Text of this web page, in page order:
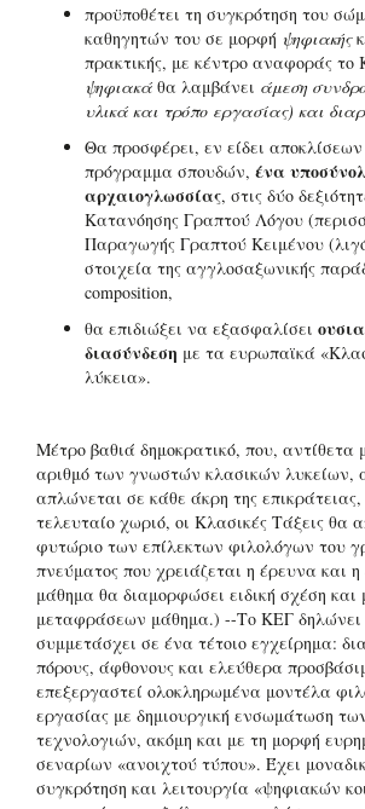
προϋποθέτει τη συγκρότηση του
καθηγητών του σε μορφή ψηφιακής
πρακτικής, με κέντρο αναφοράς το
ψηφιακά θα λαμβάνει άμεση
υλικά και τρόπο εργασίας) και
Θα προσφέρει, εν είδει
πρόγραμμα σπουδών, ένα
αρχαιογλωσσίας, στις δύο
Κατανόησης Γραπτού Λόγου
Παραγωγής Γραπτού Κειμένου
στοιχεία της αγγλοσαξωνικής
composition,
θα επιδιώξει να εξασφαλίσει
διασύνδεση με τα ευρωπαϊκά
λύκεια».
Μέτρο βαθιά δημοκρατικό, που, αντίθετα
αριθμό των γνωστών κλασικών λυκείων,
απλώνεται σε κάθε άκρη της
τελευταίο χωριό, οι Κλασικές Τάξεις θα
φυτώριο των επίλεκτων φιλολόγων του
πνεύματος που χρειάζεται η έρευνα και
μάθημα θα διαμορφώσει ειδική σχέση και
μεταφράσεων μάθημα.) --Το ΚΕΓ δηλώνει
συμμετάσχει σε ένα τέτοιο εγχείρημα:
πόρους, άφθονους και ελεύθερα
επεξεργαστεί ολοκληρωμένα μοντέλα
εργασίας με δημιουργική ενσωμάτωση
τεχνολογιών, ακόμη και με τη μορφή
σεναρίων «ανοιχτού τύπου». Έχει
συγκρότηση και λειτουργία «ψηφιακών